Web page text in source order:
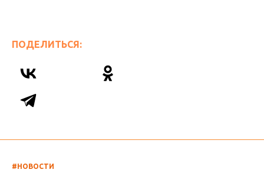
ПОДЕЛИТЬСЯ:
#НОВОСТИ